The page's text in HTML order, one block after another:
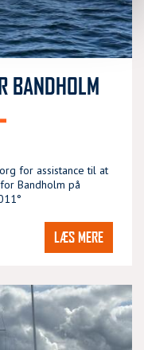
BANDHOLM
for assistance til at
Bandholm på
LÆS MERE